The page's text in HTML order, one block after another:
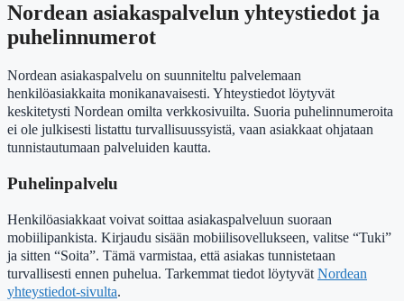
Nordean asiakaspalvelun yhteystiedot ja
puhelinnumerot
Nordean asiakaspalvelu on suunniteltu palvelemaan
henkilöasiakkaita monikanavaisesti. Yhteystiedot löytyvät
keskitetysti Nordean omilta verkkosivuilta. Suoria puhelinnumeroita
ei ole julkisesti listattu turvallisuussyistä, vaan asiakkaat ohjataan
tunnistautumaan palveluiden kautta.
Puhelinpalvelu
Henkilöasiakkaat voivat soittaa asiakaspalveluun suoraan
mobiilipankista. Kirjaudu sisään mobiilisovellukseen, valitse “Tuki”
ja sitten “Soita”. Tämä varmistaa, että asiakas tunnistetaan
turvallisesti ennen puhelua. Tarkemmat tiedot löytyvätNordean
yhteystiedot-sivulta.